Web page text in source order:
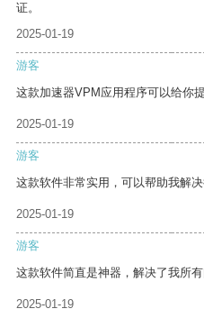
证。
2025-01-19
游客
这款加速器VPM应用程序可以给你
2025-01-19
游客
这款软件非常实用，可以帮助我解决
2025-01-19
游客
这款软件简直是神器，解决了我所有
2025-01-19